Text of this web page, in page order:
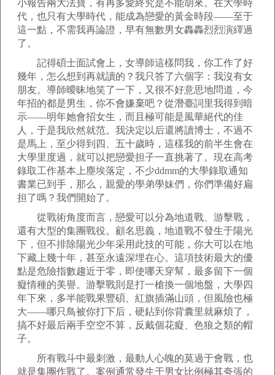
小報告兩大法寶，有再多愛終究是不能胡來。在大學時
代，也只有大學時代，能成為戀愛的黃金時段——至于
這一點，不需我再論證，早有無數男女轟轟烈烈演繹過
了。
記得碩士面試會上，女導師這樣問我，你工作了好
幾年，怎么想到再就讀的？我只答了六個字：我沒有女
朋友。導師曖昧地笑了一下，又很不好意思地問道，今
年招的都是男生，你不會嫌棄吧？從潛臺詞里我得到暗
示——明年她會招女生，而且極可能是風華絕代的佳
人，于是我欣然就范。我決定以后還將讀博士，不過不
是馬上，至少得到四、五十歲時，這樣我的前半生會在
大學里度過，就可以把戀愛担子一直挑著了。現在高考
錄取工作基本上塵埃落定，不少ddmm的大學錄取通知
書業已到手，那么，親愛的學弟學妹們，你們準備好扁
担了嗎？我們開始了。
從戰術角度而言，戀愛可以分為地道戰、游擊戰，
還有大型的集團戰役。顧名思義，地道戰不發生于陽光
下，但不排除陽光少年采用此技的可能，你大可以在地
下藏上幾十年，甚至永遠深埋在心。這項技術最大的優
點是危險指數趨近于零，即使哪天穿幫，最多留下一個
癡情種的美譽。游擊戰則是打一槍換一個地盤，大學四
年下來，多半能戰果豐碩、紅旗插滿山頭，但風險也極
大——哪只鳥被你打下后，硬鉆到你背囊里就麻煩了，
搞不好最后兩手空空不算，反戴個花癡、色狼之類的帽
子。
所有戰斗中最刺激，最動人心魄的莫過于會戰，也
就是集團作戰了。案例通常發生于男女比例極其夸張的